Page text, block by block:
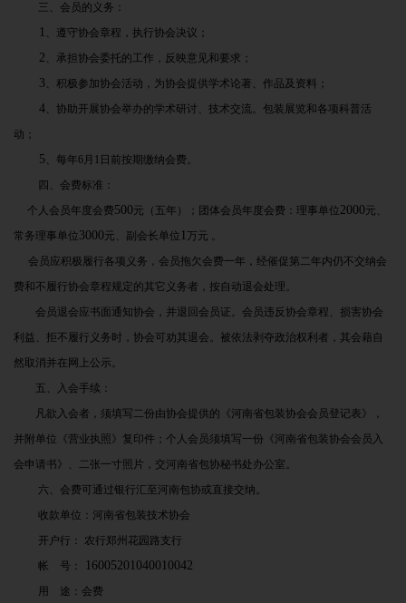
三、会员的义务：
1 、遵守协会章程，执行协会决议；
2 、承担协会委托的工作，反映意见和要求；
3 、积极参加协会活动，为协会提供学术论著、作品及资料；
4 、协助开展协会举办的学术研讨、技术交流。包装展览和各项科普活
动；
5 、每年6月1日前按期缴纳会费。
四、会费标准：
个人会员年度会费500元（五年）；团体会员年度会费：理事单位2000元、
常务理事单位3000元、副会长单位 1 万元 。
会员应积极履行各项义务，会员拖欠会费一年，经催促第二年内仍不交纳会
费和不履行协会章程规定的其它义务者，按自动退会处理。
会员退会应书面通知协会，并退回会员证。会员违反协会章程、损害协会
利益、拒不履行义务时，协会可劝其退会。被依法剥夺政治权利者，其会藉自
然取消并在网上公示。
五、入会手续：
凡欲入会者，须填写二份由协会提供的《河南省包装协会会员登记表》，
并附单位《营业执照》复印件；个人会员须填写一份《河南省包装协会会员入
会申请书》、二张一寸照片，交河南省包协秘书处办公室。
六、会费可通过银行汇至河南包协或直接交纳。
收款单位：河南省包装技术协会
开户行： 农行郑州花园路支行
帐 号：
16005201040010042
用 途：会费